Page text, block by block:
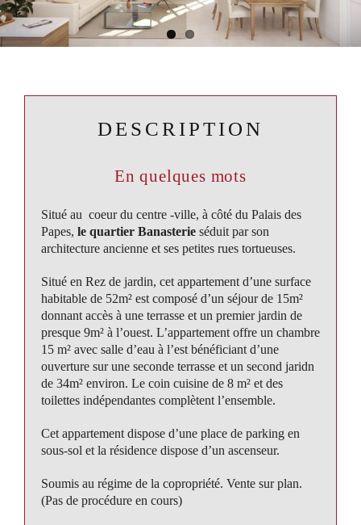
DESCRIPTION
En quelques mots
Situé au coeur du centre -ville, à côté du Palais des
Papes, le quartier Banasterie séduit par son
architecture ancienne et ses petites rues tortueuses.
Situé en Rez de jardin, cet appartement d’une surface
habitable de 52m² est composé d’un séjour de 15m²
donnant accès à une terrasse et un premier jardin de
presque 9m² à l’ouest. L’appartement offre un chambre
15 m² avec salle d’eau à l’est bénéficiant d’une
ouverture sur une seconde terrasse et un second jaridn
de 34m² environ. Le coin cuisine de 8 m² et des
toilettes indépendantes complètent l’ensemble.
Cet appartement dispose d’une place de parking en
sous-sol et la résidence dispose d’un ascenseur.
Soumis au régime de la copropriété. Vente sur plan.
(Pas de procédure en cours)